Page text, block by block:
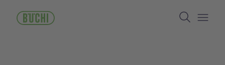
Search